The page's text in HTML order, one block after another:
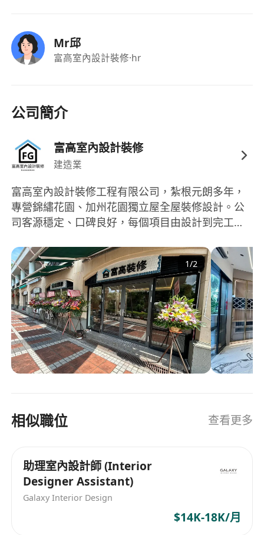
薪酬待遇
• 底薪 + 項目佣金，多勞多得（月入可達
• 有薪年假
入職要求
• 能獨立跟進客戶及裝修項目
• 熟悉 AutoCAD、SketchUp（識 AI 輔助設計工具
加分）
• 流利廣東話
• 持有效駕駛執照優先
點解揀富高？
• 公司提供穩定客源，唔使自己開發
• 獨立屋項目規模大，每單都係有份量嘅作品
• 設計自由度高，唔係出 template
工作地點：元朗加州花園市中心商場
有意請將履歷及作品集發送至 *****************
Mr邱
富高室內設計裝修·hr
公司簡介
富高室內設計裝修
建造業
富高室內設計裝修工程有限公司，紮根元朗多年，
專營錦繡花園、加州花園獨立屋全屋裝修設計。公
司客源穩定、口碑良好，每個項目由設計到完工一
1/2
相似職位 查看更多
助理室內設計師 (Interior
Designer Assistant)
Galaxy Interior Design
$14K-18K/月